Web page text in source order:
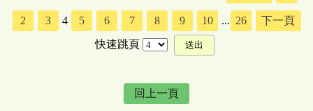
2 3 4 5 6 7 8 9 10 ... 26
下一頁
快速跳頁
回上一頁